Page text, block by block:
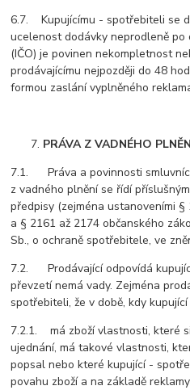
6.7. Kupujícímu - spotřebiteli se
ucelenost dodávky neprodleně
(IČO) je povinen nekompletnost
prodávajícímu nejpozději do 48
formou zaslání vyplněného
PRÁVA Z VADNÉHO
7.1. Práva a povinnosti
z vadného plnění se řídí
předpisy (zejména ustanoveními
a § 2161 až 2174 občanského
Sb., o ochraně spotřebitele, ve
7.2. Prodávající odpovídá
převzetí nemá vady. Zejména
spotřebiteli, že v době, kdy
7.2.1. má zboží vlastnosti, které
ujednání, má takové vlastnosti,
popsal nebo které kupující -
povahu zboží a na základě